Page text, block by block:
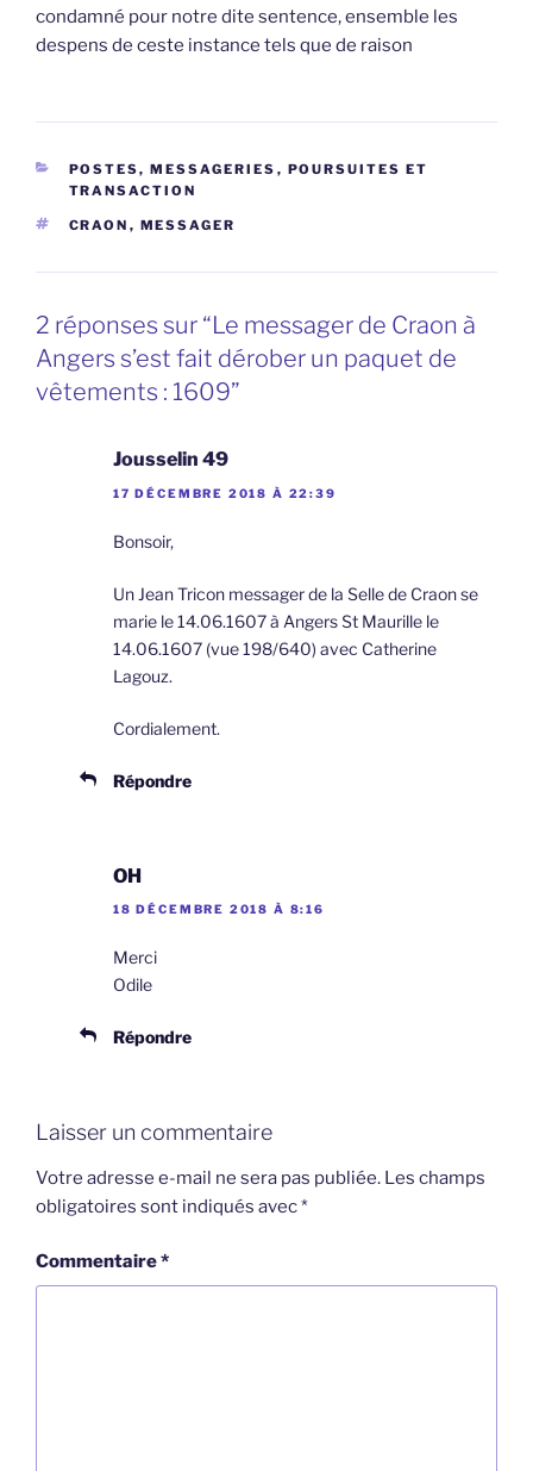
condamné pour notre dite sentence, ensemble les
despens de ceste instance tels que de raison
CATÉGORIES
POSTES, MESSAGERIES , POURSUITES ET
TRANSACTION
ÉTIQUETTES
CRAON , MESSAGER
2 réponses sur “Le messager de Craon à
Angers s’est fait dérober un paquet de
vêtements : 1609”
Jousselin 49
17 DÉCEMBRE 2018 À 22:39
Bonsoir,
Un Jean Tricon messager de la Selle de Craon se
marie le 14.06.1607 à Angers St Maurille le
14.06.1607 (vue 198/640) avec Catherine
Lagouz.
Cordialement.
Répondre
OH
18 DÉCEMBRE 2018 À 8:16
Merci
Odile
Répondre
Laisser un commentaire
Votre adresse e-mail ne sera pas publiée. Les champs
obligatoires sont indiqués avec*
Commentaire*